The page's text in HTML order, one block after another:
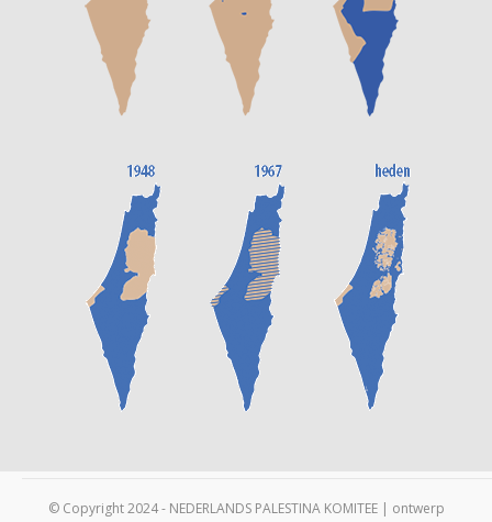
© Copyright 2024 - NEDERLANDS PALESTINA KOMITEE | ontwerp